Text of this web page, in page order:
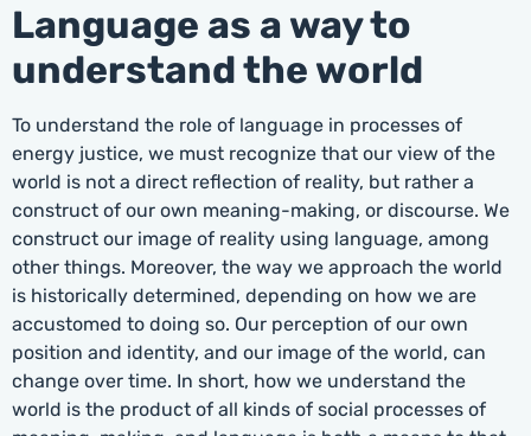
Language as a way to
understand the world
To understand the role of language in processes of
energy justice, we must recognize that our view of the
world is not a direct reflection of reality, but rather a
construct of our own meaning-making, or discourse. We
construct our image of reality using language, among
other things. Moreover, the way we approach the world
is historically determined, depending on how we are
accustomed to doing so. Our perception of our own
position and identity, and our image of the world, can
change over time. In short, how we understand the
world is the product of all kinds of social processes of